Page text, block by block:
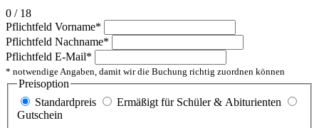
0 / 18
Pflichtfeld Vorname*
Pflichtfeld Nachname*
Pflichtfeld E-Mail*
* notwendige Angaben, damit wir die Buchung richtig zuordnen können
Preisoption
Standardpreis
Ermäßigt für Schüler & Abiturienten
Gutschein